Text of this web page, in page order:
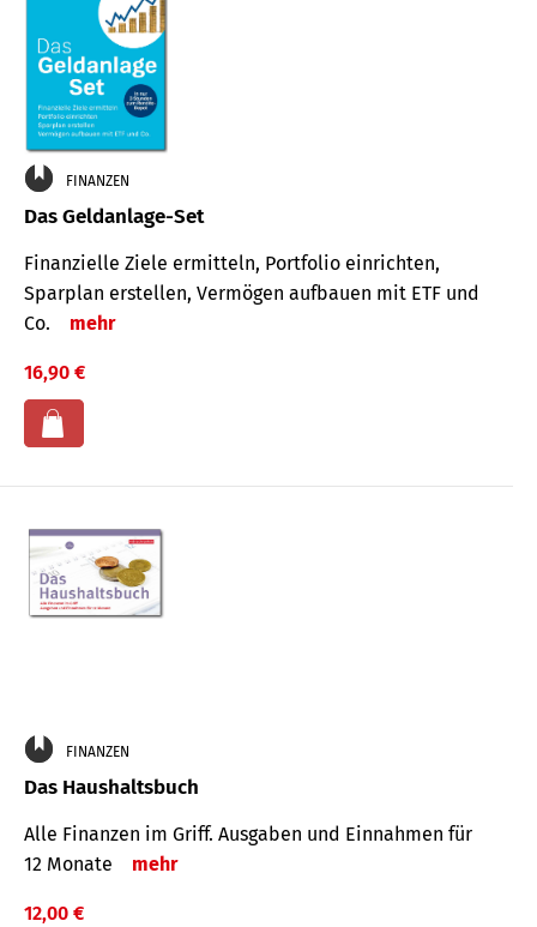
FINANZEN
Das Geldanlage-Set
Finanzielle Ziele ermitteln, Portfolio einrichten,
Sparplan erstellen, Vermögen aufbauen mit ETF und
Co.
mehr
16,90 €
FINANZEN
Das Haushaltsbuch
Alle Finanzen im Griff. Aus­gaben und Ein­nahmen für
12 Monate
mehr
12,00 €